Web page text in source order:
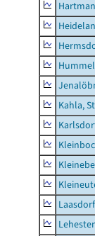
Kahla,
Laasdorf